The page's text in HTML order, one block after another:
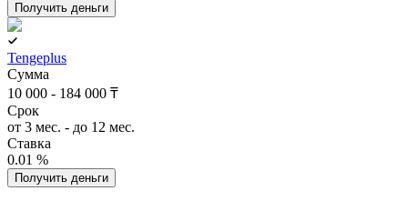
Получить деньги
Tengeplus
Сумма
10 000 - 184 000 ₸
Срок
от 3 мес. - до 12 мес.
Ставка
0.01 %
Получить деньги